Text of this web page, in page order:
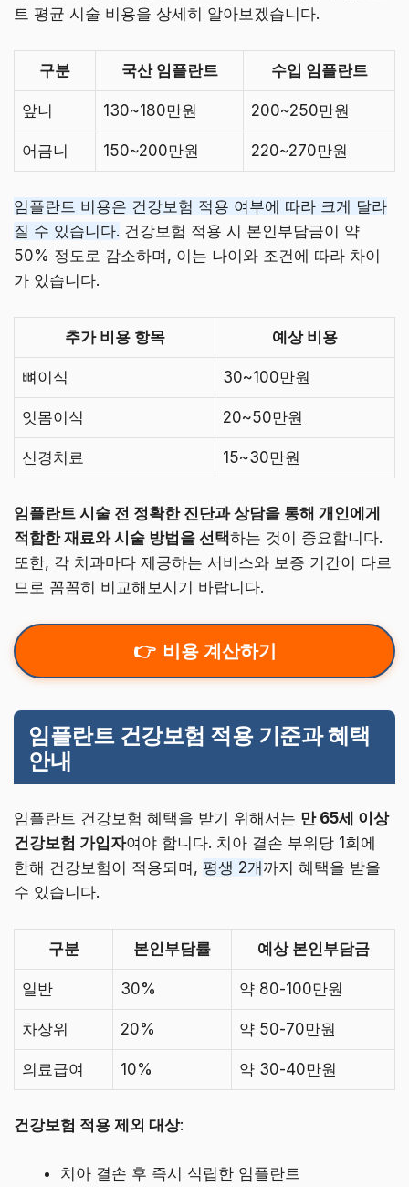
트 평균 시술 비용을 상세히 알아보겠습니다.
구분 국산 임플란트 수입 임플란트
앞니 130~180만원 200~250만원
어금니 150~200만원 220~270만원
임플란트 비용은 건강보험 적용 여부에 따라 크게 달라
질 수 있습니다. 건강보험 적용 시 본인부담금이 약
50% 정도로 감소하며, 이는 나이와 조건에 따라 차이
가 있습니다.
추가 비용 항목 예상 비용
뼈이식 30~100만원
잇몸이식 20~50만원
신경치료 15~30만원
임플란트 시술 전 정확한 진단과 상담을 통해 개인에게
적합한 재료와 시술 방법을 선택하는 것이 중요합니다.
또한, 각 치과마다 제공하는 서비스와 보증 기간이 다르
므로 꼼꼼히 비교해보시기 바랍니다.
비용 계산하기
임플란트 건강보험 적용 기준과 혜택
안내
임플란트 건강보험 혜택을 받기 위해서는 만 65세 이상
건강보험 가입자여야 합니다. 치아 결손 부위당 1회에
한해 건강보험이 적용되며, 평생 2개 까지 혜택을 받을
수 있습니다.
구분 본인부담률 예상 본인부담금
일반 30% 약 80-100만원
차상위 20% 약 50-70만원
의료급여 10% 약 30-40만원
건강보험 적용 제외 대상:
치아 결손 후 즉시 식립한 임플란트